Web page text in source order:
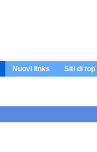
Nuovi links Siti di top